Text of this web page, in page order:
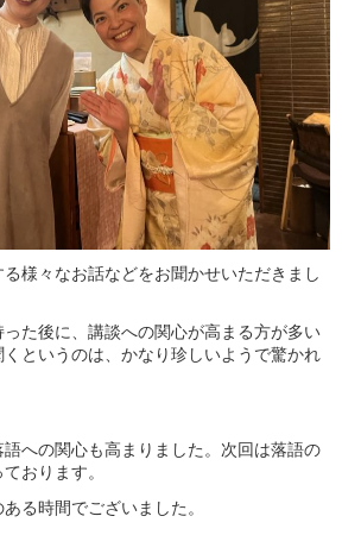
様々なお話などをお聞かせいただきまし
た後に、講談への関心が高まる方が多い
というのは、かなり珍しいようで驚かれ
への関心も高まりました。次回は落語の
おります。
る時間でございました。